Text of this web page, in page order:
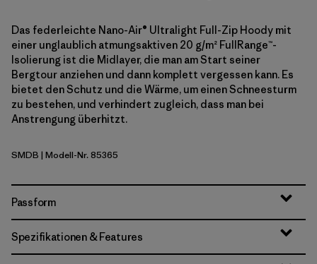
Das federleichte Nano-Air® Ultralight Full-Zip Hoody mit
einer unglaublich atmungsaktiven 20 g/m² FullRange™-
Isolierung ist die Midlayer, die man am Start seiner
Bergtour anziehen und dann komplett vergessen kann. Es
bietet den Schutz und die Wärme, um einen Schneesturm
zu bestehen, und verhindert zugleich, dass man bei
Anstrengung überhitzt.
Smolder Blue
SMDB | Modell-Nr. 85365
Passform
Spezifikationen & Features